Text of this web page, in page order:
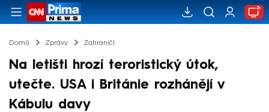
Domů Zprávy Zahraničí
Na letišti hrozí teroristický útok,
utečte. USA i Británie rozhánějí v
Kábulu davy